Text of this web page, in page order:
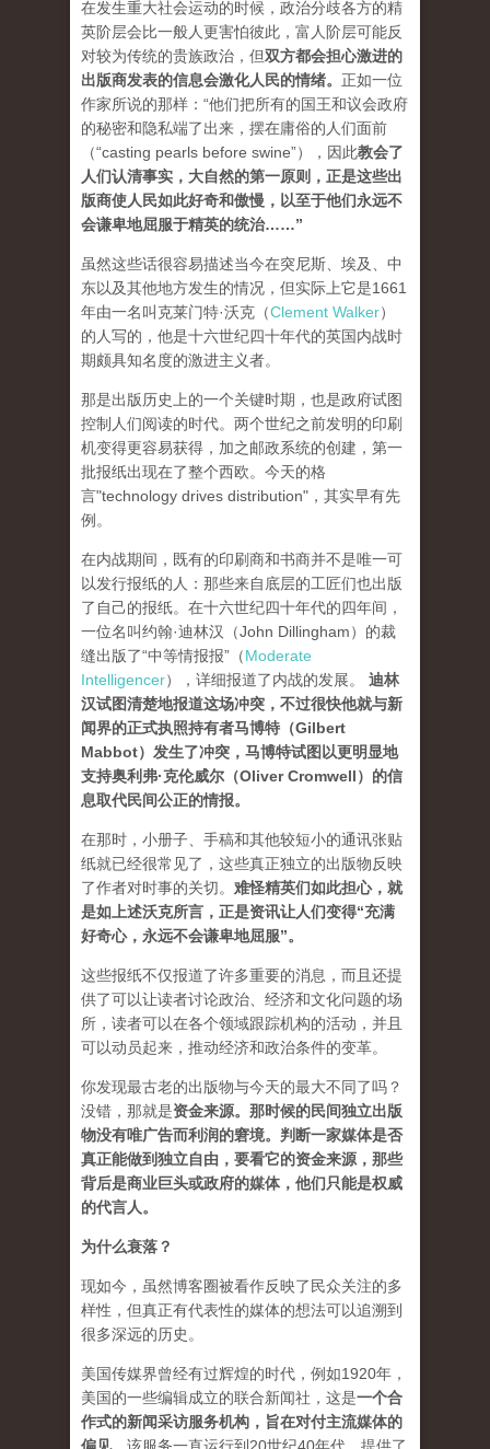
在发生重大社会运动的时候，政治分歧各方的精
英阶层会比一般人更害怕彼此，富人阶层可能反
对较为传统的贵族政治，但双方都会担心激进的
出版商发表的信息会激化人民的情绪。 正如一位
作家所说的那样：“他们把所有的国王和议会政府
的秘密和隐私端了出来，摆在庸俗的人们面前
（“casting pearls before swine”），因此教会了
人们认清事实，大自然的第一原则，正是这些出
版商使人民如此好奇和傲慢，以至于他们永远不
会谦卑地屈服于精英的统治……”
虽然这些话很容易描述当今在突尼斯、埃及、中
东以及其他地方发生的情况，但实际上它是1661
年由一名叫克莱门特·沃克（Clement Walker）
的人写的，他是十六世纪四十年代的英国内战时
期颇具知名度的激进主义者。
那是出版历史上的一个关键时期，也是政府试图
控制人们阅读的时代。两个世纪之前发明的印刷
机变得更容易获得，加之邮政系统的创建，第一
批报纸出现在了整个西欧。今天的格
言"technology drives dis­tribution"，其实早有先
例。
在内战期间，既有的印刷商和书商并不是唯一可
以发行报纸的人：那些来自底层的工匠们也出版
了自己的报纸。在十六世纪四十年代的四年间，
一位名叫约翰·迪林汉（John Dillingham）的裁
缝出版了“中等情报报”（Moderate
Intelligencer），详细报道了内战的发展。 迪林
汉试图清楚地报道这场冲突，不过很快他就与新
闻界的正式执照持有者马博特（Gilbert
Mabbot）发生了冲突，马博特试图以更明显地
支持奥利弗·克伦威尔（Oliver Cromwell）的信
息取代民间公正的情报。
在那时，小册子、手稿和其他较短小的通讯张贴
纸就已经很常见了，这些真正独立的出版物反映
了作者对时事的关切。 难怪精英们如此担心，就
是如上述沃克所言，正是资讯让人们变得“充满
好奇心，永远不会谦卑地屈服”。
这些报纸不仅报道了许多重要的消息，而且还提
供了可以让读者讨论政治、经济和文化问题的场
所，读者可以在各个领域跟踪机构的活动，并且
可以动员起来，推动经济和政治条件的变革。
你发现最古老的出版物与今天的最大不同了吗？
没错，那就是资金来源。 那时候的民间独立出版
物没有唯广告而利润的窘境。判断一家媒体是否
真正能做到独立自由，要看它的资金来源，那些
背后是商业巨头或政府的媒体，他们只能是权威
的代言人。
为什么衰落？
现如今，虽然博客圈被看作反映了民众关注的多
样性，但真正有代表性的媒体的想法可以追溯到
很多深远的历史。
美国传媒界曾经有过辉煌的时代，例如1920年，
美国的一些编辑成立的联合新闻社，这是一个合
作式的新闻采访服务机构，旨在对付主流媒体的